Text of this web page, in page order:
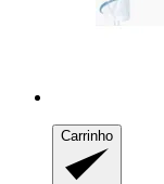
Carrinho